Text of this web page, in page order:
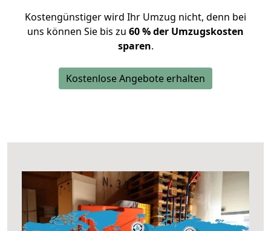
Kostengünstiger wird Ihr Umzug nicht, denn bei
uns können Sie bis zu 60 % der Umzugskosten
sparen.
Kostenlose Angebote erhalten